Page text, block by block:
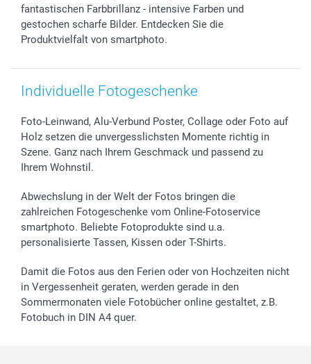
fantastischen Farbbrillanz - intensive Farben und
gestochen scharfe Bilder. Entdecken Sie die
Produktvielfalt von smartphoto.
Individuelle Fotogeschenke
Foto-Leinwand, Alu-Verbund Poster, Collage oder Foto auf
Holz setzen die unvergesslichsten Momente richtig in
Szene. Ganz nach Ihrem Geschmack und passend zu
Ihrem Wohnstil.
Abwechslung in der Welt der Fotos bringen die
zahlreichen Fotogeschenke vom Online-Fotoservice
smartphoto. Beliebte Fotoprodukte sind u.a.
personalisierte Tassen, Kissen oder T-Shirts.
Damit die Fotos aus den Ferien oder von Hochzeiten nicht
in Vergessenheit geraten, werden gerade in den
Sommermonaten viele Fotobücher online gestaltet, z.B.
Fotobuch in DIN A4 quer.